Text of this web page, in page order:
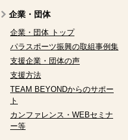
企業・団体
企業・団体 トップ
パラスポーツ振興の取組事例集
支援企業・団体の声
支援方法
TEAM BEYONDからのサポー
ト
カンファレンス・WEBセミナ
ー等